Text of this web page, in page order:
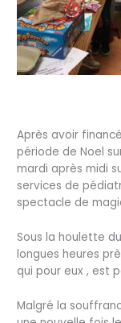
Après avoir
période de Noel
mardi après midi
services de
spectacle de
Sous la houlette
longues heures
qui pour eux , est
Malgré la